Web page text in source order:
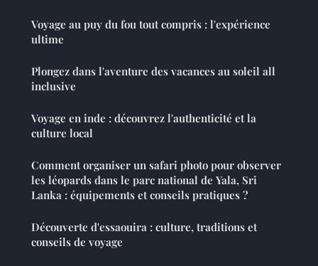
Voyage au puy du fou tout compris : l'expérience
ultime
Plongez dans l'aventure des vacances au soleil all
inclusive
Voyage en inde : découvrez l'authenticité et la
culture local
Comment organiser un safari photo pour observer
les léopards dans le parc national de Yala, Sri
Lanka : équipements et conseils pratiques ?
Découverte d'essaouira : culture, traditions et
conseils de voyage